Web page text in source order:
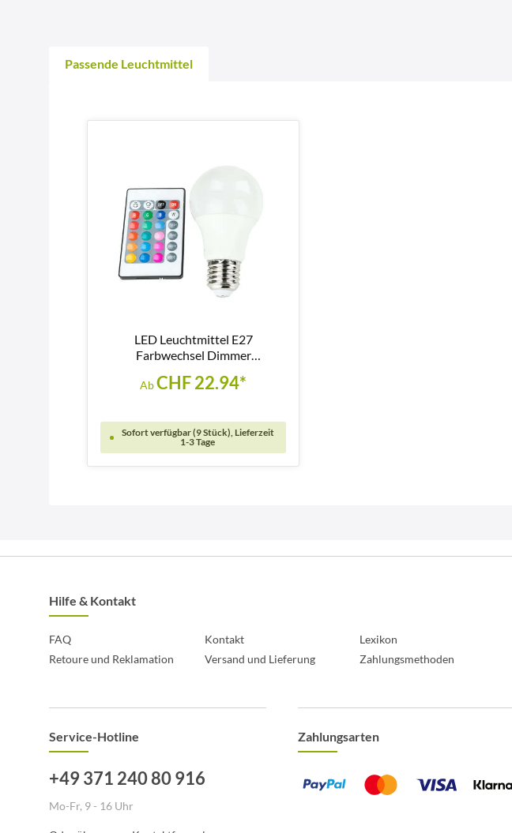
Passende Leuchtmittel
LED Leuchtmittel E27
Farbwechsel Dimmer
AbCHF 22.94*
Sofort verfügbar (9 Stück), Lieferzeit
1-3 Tage
Service-Hotline
+49 371 240 80 916
Mo-Fr, 9 - 16 Uhr
Hilfe & Kontakt
FAQ Kontakt
Lexikon
Retoure und Reklamation
Versand und Lieferung Zahlungsmethoden
Zahlungsarten